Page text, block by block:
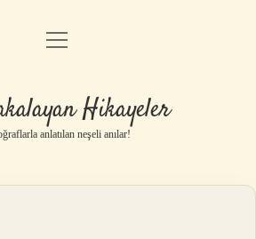
Anasayfa
Yasal Uyarı
menüyü
Hikayeler
anlatılan neşeli anılar!